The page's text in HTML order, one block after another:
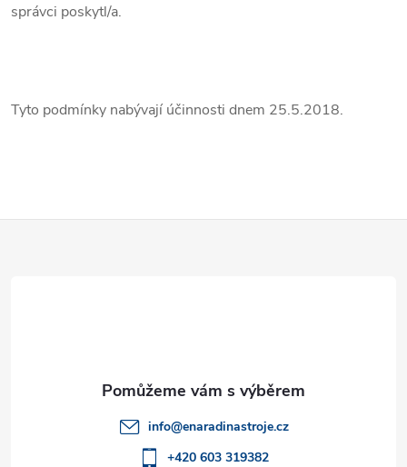
správci poskytl/a.
Tyto podmínky nabývají účinnosti dnem 25.5.2018.
info@enaradinastroje.cz
+420 603 319382